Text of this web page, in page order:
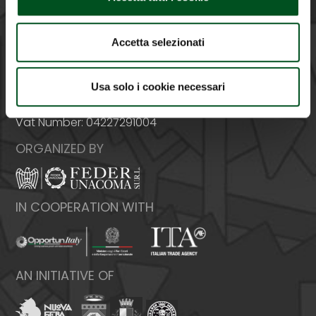
Accetta selezionati
Usa solo i cookie necessari
Italy - 00159 Roma - Via Venafro, 5
info@federunacoma.it
Web:www.federunacoma.it
Vat Number: 04227291004
ORGANIZED BY
IN COOPERATION WITH
AN INITIATIVE OF